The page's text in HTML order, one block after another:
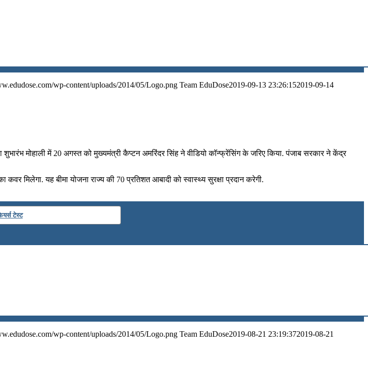
wp-content/uploads/2014/05/Logo.png Team EduDose2019-09-13 23:26:152019-09-14
मोहाली में 20 अगस्त को मुख्यमंत्री कैप्टन अमरिंदर सिंह ने वीडियो कॉन्फ्रेंसिंग के जरिए किया. पंजाब सरकार ने केंद्र
मिलेगा. यह बीमा योजना राज्य की 70 प्रतिशत आबादी को स्वास्थ्य सुरक्षा प्रदान करेगी.
टेस्ट
wp-content/uploads/2014/05/Logo.png Team EduDose2019-08-21 23:19:372019-08-21